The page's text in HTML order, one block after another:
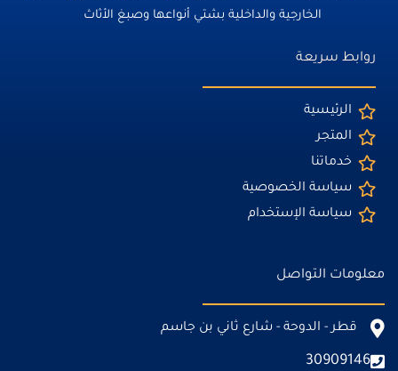
الخارجية والداخلية بشتي أنواعها وصبغ الأثاث
روابط سريعة
الرئيسية
المتجر
خدماتنا
سياسة الخصوصية
سياسة الإستخدام
معلومات التواصل
قطر - الدوحة - شارع ثاني بن جاسم
30909146